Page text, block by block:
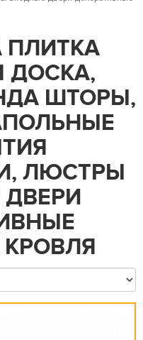
ПЛИТКА
ДОСКА,
ШТОРЫ,
ЛЮСТРЫ